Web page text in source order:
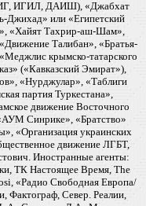
ИГ, ИГИЛ, ДАИШ), «Джабхат
или «Египетский
«Хайят Тахрир-аш-Шам»,
Талибан», «Братья-
крымско-татарского
(«Кавказский Эмират»),
«Нурджулар», «Таблиги
партия Туркестана»,
движение Восточного
Синрике», «Братство»
«Организация украинских
движение ЛГБТ,
Иностранные агенты:
ТК Настоящее Время, The
«Радио Свободная Европа/
Фактограф, Север. Реалии,